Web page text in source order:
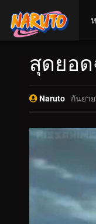
สุดยอ
Naruto กันยา